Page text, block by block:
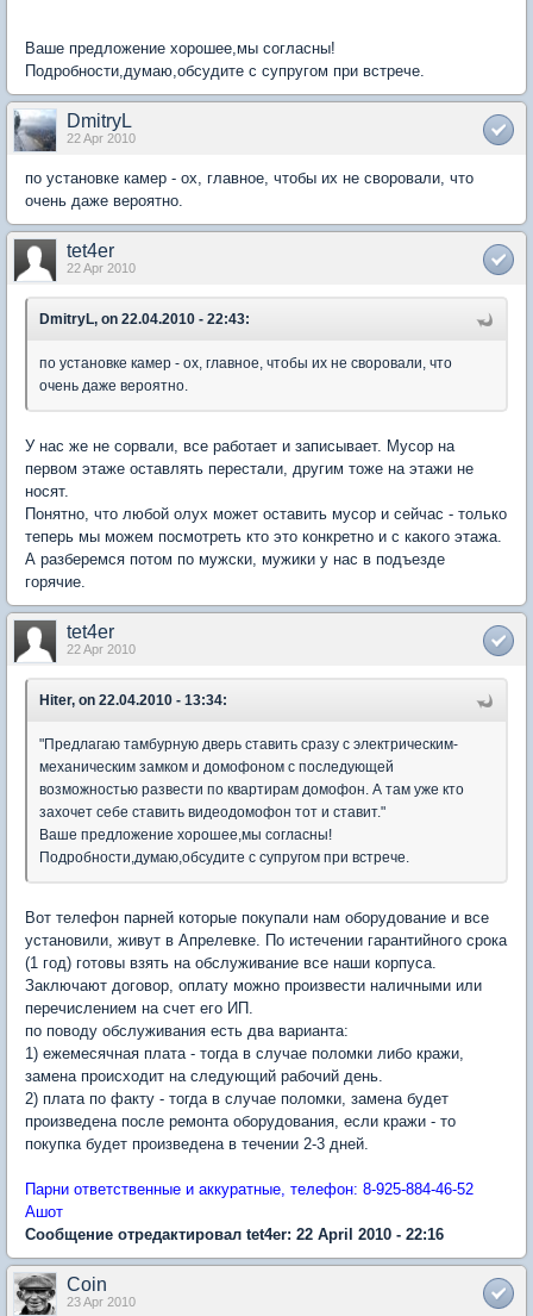
Ваше предложение хорошее,мы согласны!
Подробности,думаю,обсудите с супругом при встрече.
DmitryL
22 Apr 2010
по установке камер - ох, главное, чтобы их не своровали, что
очень даже вероятно.
tet4er
22 Apr 2010
DmitryL, on 22.04.2010 - 22:43:
по установке камер - ох, главное, чтобы их не своровали, что
очень даже вероятно.
У нас же не сорвали, все работает и записывает. Мусор на
первом этаже оставлять перестали, другим тоже на этажи не
носят.
Понятно, что любой олух может оставить мусор и сейчас - только
теперь мы можем посмотреть кто это конкретно и с какого этажа.
А разберемся потом по мужски, мужики у нас в подъезде
горячие.
tet4er
22 Apr 2010
Hiter, on 22.04.2010 - 13:34:
"Предлагаю тамбурную дверь ставить сразу с электрическим-
механическим замком и домофоном с последующей
возможностью развести по квартирам домофон. А там уже кто
захочет себе ставить видеодомофон тот и ставит."
Ваше предложение хорошее,мы согласны!
Подробности,думаю,обсудите с супругом при встрече.
Вот телефон парней которые покупали нам оборудование и все
установили, живут в Апрелевке. По истечении гарантийного срока
(1 год) готовы взять на обслуживание все наши корпуса.
Заключают договор, оплату можно произвести наличными или
перечислением на счет его ИП.
по поводу обслуживания есть два варианта:
1) ежемесячная плата - тогда в случае поломки либо кражи,
замена происходит на следующий рабочий день.
2) плата по факту - тогда в случае поломки, замена будет
произведена после ремонта оборудования, если кражи - то
покупка будет произведена в течении 2-3 дней.
Парни ответственные и аккуратные, телефон: 8-925-884-46-52
Ашот
Сообщение отредактировал tet4er: 22 April 2010 - 22:16
Coin
23 Apr 2010